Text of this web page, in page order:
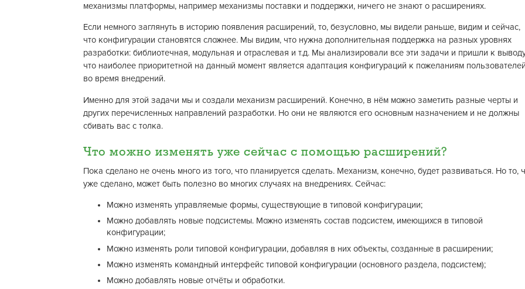
механизмы платформы, например механизмы поставки и поддержки, ничего не знают о расширениях.
Если немного заглянуть в историю появления расширений, то, безусловно, мы видели раньше, видим и сейчас,
что конфигурации становятся сложнее. Мы видим, что нужна дополнительная поддержка на разных уровнях
разработки: библиотечная, модульная и отраслевая и т.д. Мы анализировали все эти задачи и пришли к
что наиболее приоритетной на данный момент является адаптация конфигураций к пожеланиям
во время внедрений.
Именно для этой задачи мы и создали механизм расширений. Конечно, в нём можно заметить разные черты и
других перечисленных направлений разработки. Но они не являются его основным назначением и не должны
сбивать вас с толка.
Что можно изменять уже сейчас с помощью расширений?
Пока сделано не очень много из того, что планируется сделать. Механизм, конечно, будет развиваться. Но то,
уже сделано, может быть полезно во многих случаях на внедрениях. Сейчас:
Можно изменять управляемые формы, существующие в типовой конфигурации;
Можно добавлять новые подсистемы. Можно изменять состав подсистем, имеющихся в типовой
конфигурации;
Можно изменять роли типовой конфигурации, добавляя в них объекты, созданные в расширении;
Можно изменять командный интерфейс типовой конфигурации (основного раздела, подсистем);
Можно добавлять новые отчёты и обработки.